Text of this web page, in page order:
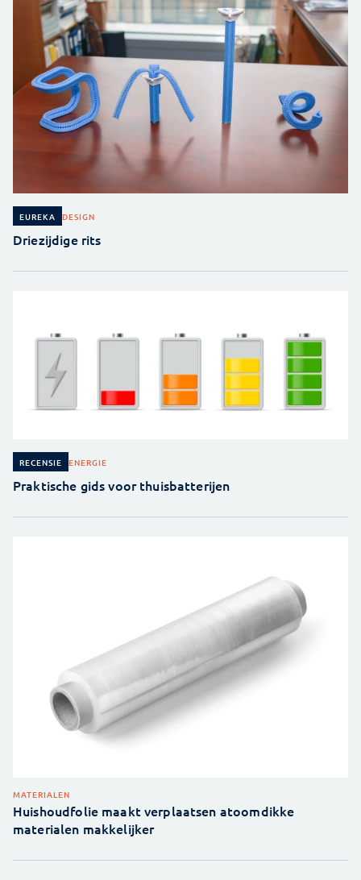
EUREKA DESIGN
Driezijdige rits
RECENSIE ENERGIE
Praktische gids voor thuisbatterijen
MATERIALEN
Huishoudfolie maakt verplaatsen atoomdikke
materialen makkelijker